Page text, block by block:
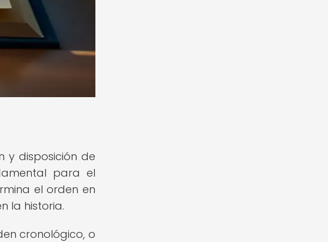
y disposición de
para el
el orden en
la historia.
cronológico, o